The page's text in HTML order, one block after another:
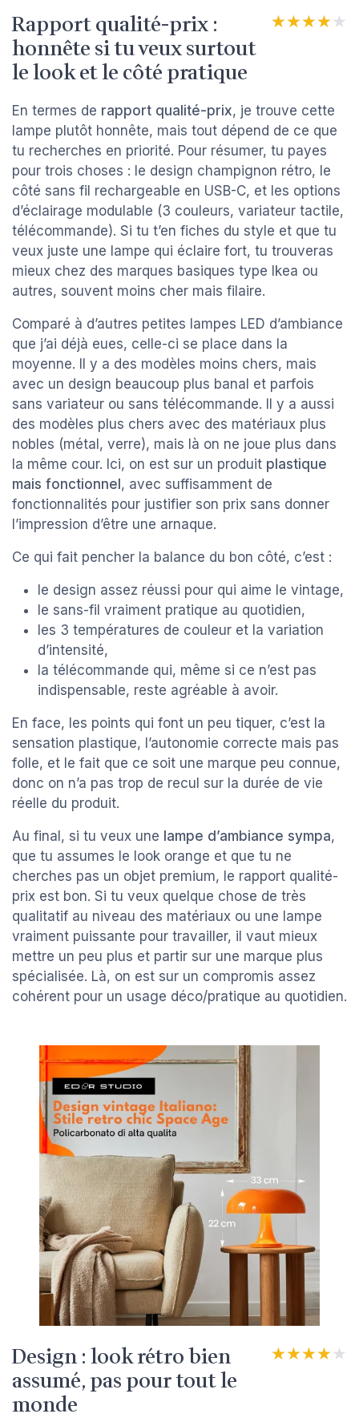
Rapport qualité-prix :
honnête si tu veux surtout
le look et le côté pratique
★★★★★
★★★★★
En termes de rapport qualité-prix, je trouve cette
lampe plutôt honnête, mais tout dépend de ce que
tu recherches en priorité. Pour résumer, tu payes
pour trois choses : le design champignon rétro, le
côté sans fil rechargeable en USB-C, et les options
d’éclairage modulable (3 couleurs, variateur tactile,
télécommande). Si tu t’en fiches du style et que tu
veux juste une lampe qui éclaire fort, tu trouveras
mieux chez des marques basiques type Ikea ou
autres, souvent moins cher mais filaire.
Comparé à d’autres petites lampes LED d’ambiance
que j’ai déjà eues, celle-ci se place dans la
moyenne. Il y a des modèles moins chers, mais
avec un design beaucoup plus banal et parfois
sans variateur ou sans télécommande. Il y a aussi
des modèles plus chers avec des matériaux plus
nobles (métal, verre), mais là on ne joue plus dans
la même cour. Ici, on est sur un produit plastique
mais fonctionnel , avec suffisamment de
fonctionnalités pour justifier son prix sans donner
l’impression d’être une arnaque.
Ce qui fait pencher la balance du bon côté, c’est :
le design assez réussi pour qui aime le vintage,
le sans-fil vraiment pratique au quotidien,
les 3 températures de couleur et la variation
d’intensité,
la télécommande qui, même si ce n’est pas
indispensable, reste agréable à avoir.
En face, les points qui font un peu tiquer, c’est la
sensation plastique, l’autonomie correcte mais pas
folle, et le fait que ce soit une marque peu connue,
donc on n’a pas trop de recul sur la durée de vie
réelle du produit.
Au final, si tu veux une lampe d’ambiance sympa,
que tu assumes le look orange et que tu ne
cherches pas un objet premium, le rapport qualité-
prix est bon. Si tu veux quelque chose de très
qualitatif au niveau des matériaux ou une lampe
vraiment puissante pour travailler, il vaut mieux
mettre un peu plus et partir sur une marque plus
spécialisée. Là, on est sur un compromis assez
cohérent pour un usage déco/pratique au quotidien.
Design : look rétro bien
assumé, pas pour tout le
monde
★★★★★
★★★★★